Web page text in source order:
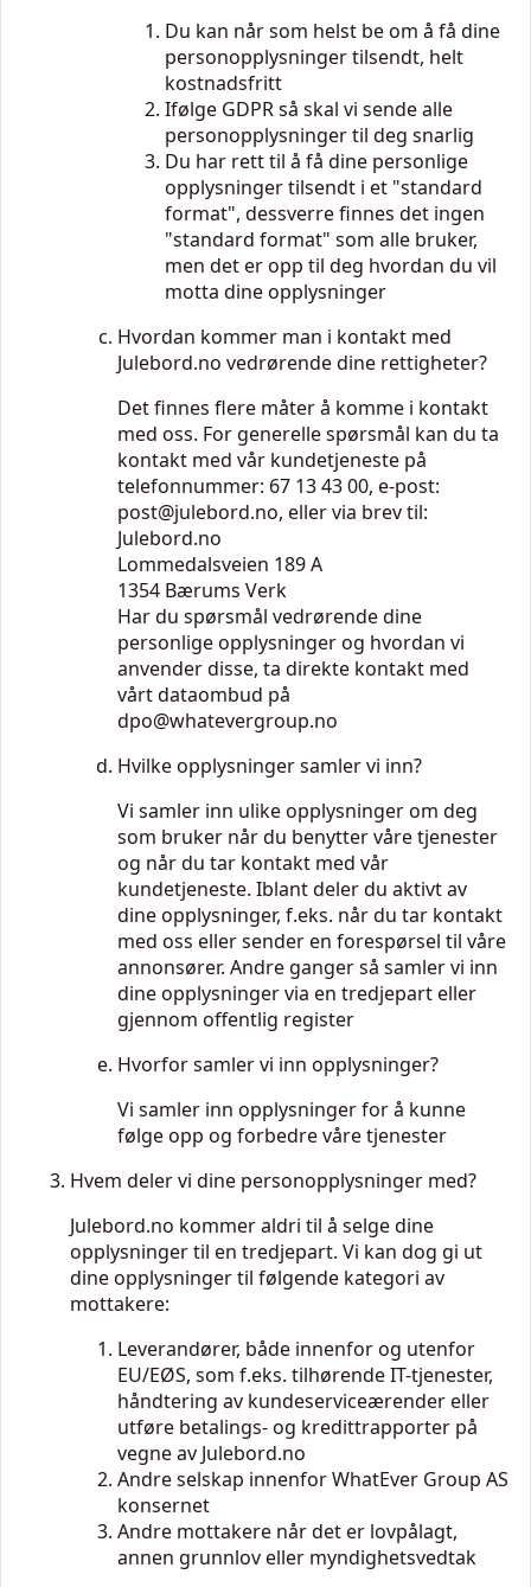
Du kan når som helst be om å få dine
personopplysninger tilsendt, helt
kostnadsfritt
Ifølge GDPR så skal vi sende alle
personopplysninger til deg snarlig
Du har rett til å få dine personlige
opplysninger tilsendt i et "standard
format", dessverre finnes det ingen
"standard format" som alle bruker,
men det er opp til deg hvordan du vil
motta dine opplysninger
Hvordan kommer man i kontakt med
Julebord.no vedrørende dine rettigheter?
Det finnes flere måter å komme i kontakt
med oss. For generelle spørsmål kan du ta
kontakt med vår kundetjeneste på
telefonnummer: 67 13 43 00, e-post:
post@julebord.no, eller via brev til:
Julebord.no
Lommedalsveien 189 A
1354 Bærums Verk
Har du spørsmål vedrørende dine
personlige opplysninger og hvordan vi
anvender disse, ta direkte kontakt med
vårt dataombud på
dpo@whatevergroup.no
Hvilke opplysninger samler vi inn?
Vi samler inn ulike opplysninger om deg
som bruker når du benytter våre tjenester
og når du tar kontakt med vår
kundetjeneste. Iblant deler du aktivt av
dine opplysninger, f.eks. når du tar kontakt
med oss eller sender en forespørsel til våre
annonsører. Andre ganger så samler vi inn
dine opplysninger via en tredjepart eller
gjennom offentlig register
Hvorfor samler vi inn opplysninger?
Vi samler inn opplysninger for å kunne
følge opp og forbedre våre tjenester
Hvem deler vi dine personopplysninger med?
Julebord.no kommer aldri til å selge dine
opplysninger til en tredjepart. Vi kan dog gi ut
dine opplysninger til følgende kategori av
mottakere:
Leverandører, både innenfor og utenfor
EU/EØS, som f.eks. tilhørende IT-tjenester,
håndtering av kundeserviceærender eller
utføre betalings- og kredittrapporter på
vegne av Julebord.no
Andre selskap innenfor WhatEver Group AS
konsernet
Andre mottakere når det er lovpålagt,
annen grunnlov eller myndighetsvedtak